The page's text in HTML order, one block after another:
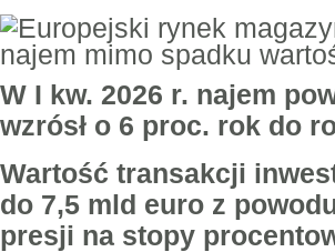
W I kw. 2026 r. najem
wzrósł o 6 proc. rok do
Wartość transakcji
do 7,5 mld euro z
presji na stopy